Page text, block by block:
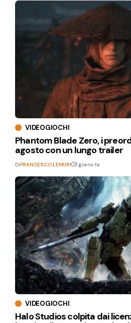
VIDEOGIOCHI
Phantom Blade Zero, i
agosto con un lungo trailer
DiFRANCESCO LEMURI 1 giorno fa
VIDEOGIOCHI
Halo Studios colpita dai